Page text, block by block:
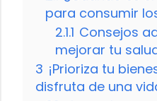
para consumir
2.1.1 Consejos
mejorar tu
3 ¡Prioriza tu
disfruta de una